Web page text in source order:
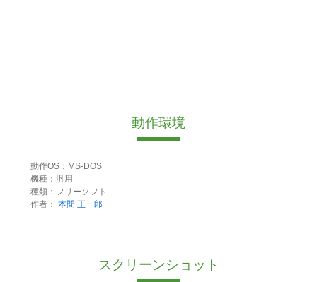
動作環境
動作OS：MS-DOS
機種：汎用
種類：フリーソフト
作者： 本間 正一郎
スクリーンショット